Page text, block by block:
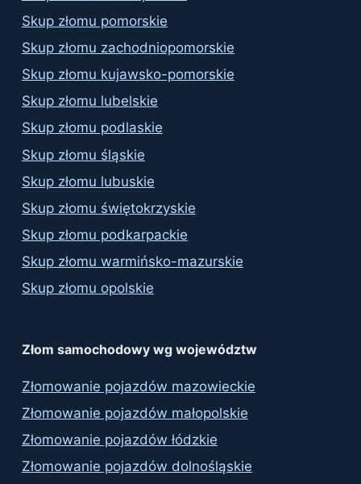
Skup złomu pomorskie
Skup złomu zachodniopomorskie
Skup złomu kujawsko-pomorskie
Skup złomu lubelskie
Skup złomu podlaskie
Skup złomu śląskie
Skup złomu lubuskie
Skup złomu świętokrzyskie
Skup złomu podkarpackie
Skup złomu warmińsko-mazurskie
Skup złomu opolskie
Złom samochodowy wg województw
Złomowanie pojazdów mazowieckie
Złomowanie pojazdów małopolskie
Złomowanie pojazdów łódzkie
Złomowanie pojazdów dolnośląskie